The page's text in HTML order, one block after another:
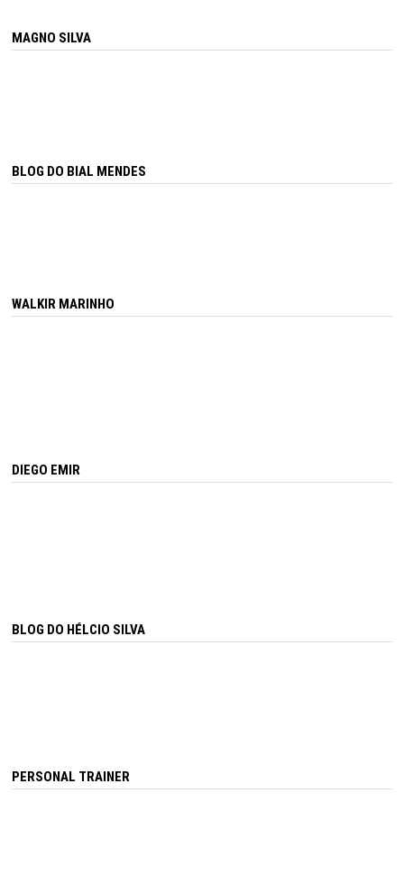
MAGNO SILVA
BLOG DO BIAL MENDES
WALKIR MARINHO
DIEGO EMIR
BLOG DO HÉLCIO SILVA
PERSONAL TRAINER